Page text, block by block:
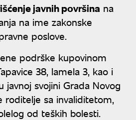
javnih površina na
na ime zakonske
poslove.
podrške kupovinom
38, lamela 3, kao i
svojini Grada Novog
roditelje sa invaliditetom,
od teških bolesti.